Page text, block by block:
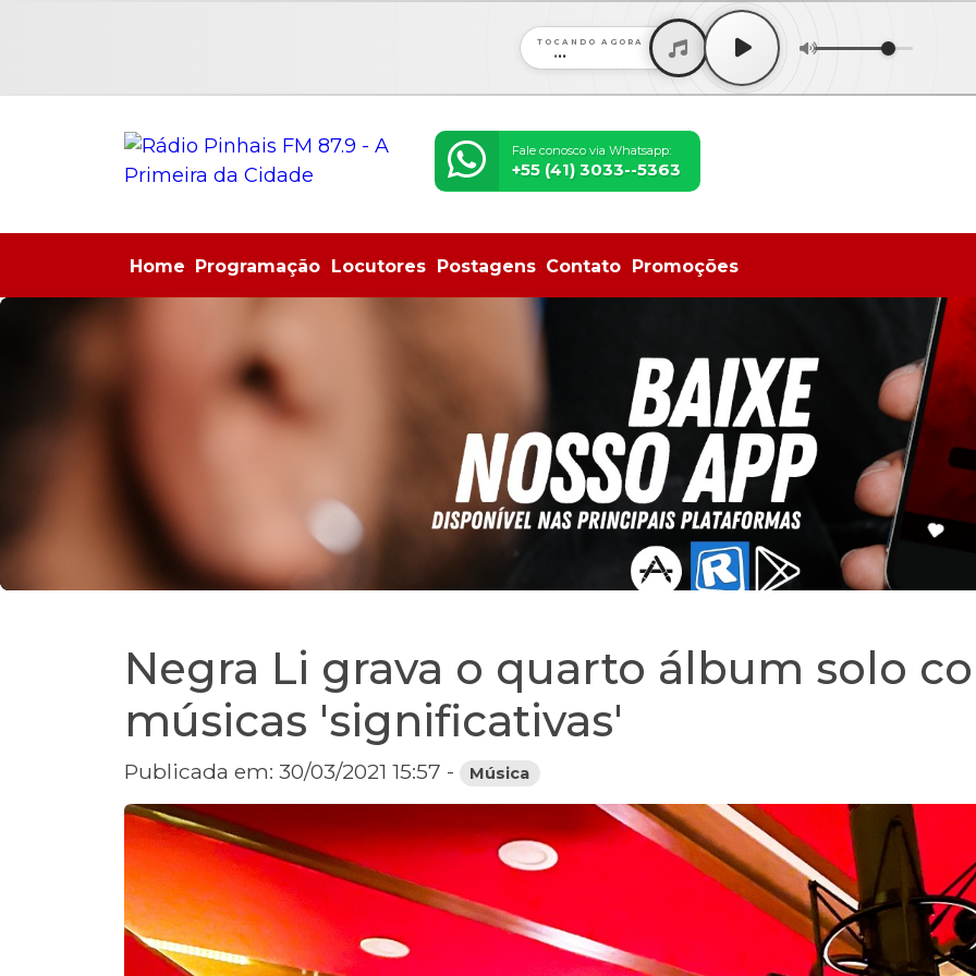
TOCANDO AGORA
...
Fale conosco via Whatsapp:
+55 (41) 3033--5363
Home Programação Locutores Postagens Contato Promoções
Negra Li grava o quarto álbum solo
músicas 'significativas'
Publicada em: 30/03/2021 15:57 - Música